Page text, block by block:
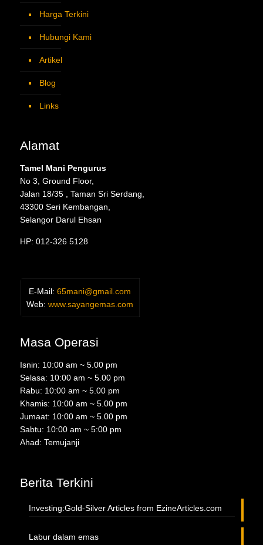
Harga Terkini
Hubungi Kami
Artikel
Blog
Links
Alamat
Tamel Mani Pengurus
No 3, Ground Floor,
Jalan 18/35 , Taman Sri Serdang,
43300 Seri Kembangan,
Selangor Darul Ehsan
HP: 012-326 5128
E-Mail: 65mani@gmail.com
Web: www.sayangemas.com
Masa Operasi
Isnin: 10:00 am ~ 5.00 pm
Selasa: 10:00 am ~ 5.00 pm
Rabu: 10:00 am ~ 5.00 pm
Khamis: 10:00 am ~ 5.00 pm
Jumaat: 10:00 am ~ 5.00 pm
Sabtu: 10:00 am ~ 5:00 pm
Ahad: Temujanji
Berita Terkini
Investing:Gold-Silver Articles from EzineArticles.com
Labur dalam emas